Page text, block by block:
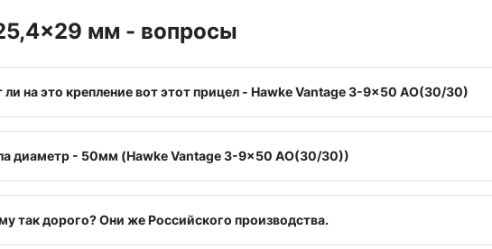
мм - вопросы
на это крепление вот этот прицел - Hawke Vantage 3-9x50 АО(30/30)
диаметр - 50мм (Hawke Vantage 3-9x50 АО(30/30))
так дорого? Они же Российского производства.